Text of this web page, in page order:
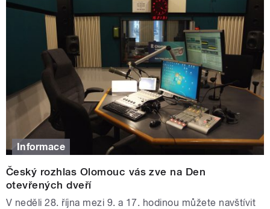
Informace
Český rozhlas Olomouc vás zve na Den
otevřených dveří
V neděli 28. října mezi 9. a 17. hodinou můžete navštívit